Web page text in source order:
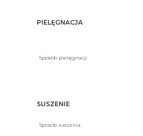
PIELĘGNACJA
Sposób pielęgnacji
SUSZENIE
Sposób suszenia